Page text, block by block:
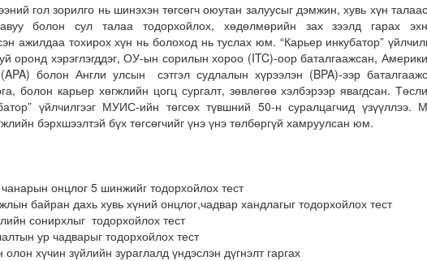
гол зорилго нь шинэхэн төгсөгч оюутан залуусыг дэмжин, хувь хүн
болон сул талаа тодорхойлох, хөдөлмөрийн зах зээлд гарах
ажилдаа тохирох хүн нь болоход нь туслах юм. “Карьер инкубатор”
оронд хэрэглэгддэг, ОУ-ын сорилын хороо (ITC)-оор баталгаажсан,
болон Англи улсын сэтгэл судлалын хүрээлэн (BPA)-ээр
болон карьер хөгжлийн цогц сургалт, зөвлөгөө хэлбэрээр явагдсан.
үйлчилгээг МУИС-ийн төгсөх түвшний 50-н суралцагчид үзүүллээ.
бэрхшээлтэй бүх төгсөгчийг үнэ үнэ төлбөргүй хамруулсан юм.
онцлог 5 шинжийг тодорхойлох тест
байран дахь хувь хүний онцлог,чадвар хандлагыг тодорхойлох тест
сонирхлыг тодорхойлох тест
ур чадварыг тодорхойлох тест
хүчин зүйлийн зураглалд үндэслэн дүгнэлт гаргах